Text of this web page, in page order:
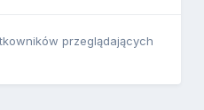
przeglądających